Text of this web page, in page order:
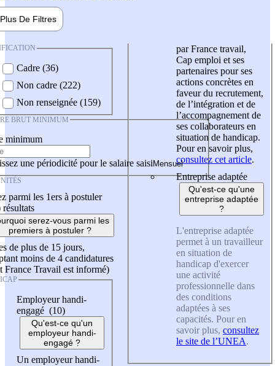
Plus De Filtres
Cadre (36)
Non cadre (222)
Non renseignée (159)
BRUT MINIMUM
minimum
une périodicité pour le salaire saisi
parmi les 1ers à postuler
résultats
serez-vous parmi les
premiers à postuler ?
de plus de 15 jours,
moins de 4 candidatures
France Travail est informé)
Employeur handi-
engagé (10)
Qu'est-ce qu'un
employeur handi-
engagé ?
Un employeur handi-
par France travail,
Cap emploi et ses
partenaires pour ses
actions concrètes en
faveur du recrutement,
de l’intégration et de
l’accompagnement de
ses collaborateurs en
situation de handicap.
Pour en savoir plus,
consultez cet article.
Entreprise adaptée
Qu'est-ce qu'une
entreprise adaptée
?
L'entreprise adaptée
permet à un travailleur
en situation de
handicap d'exercer
une activité
professionnelle dans
des conditions
adaptées à ses
capacités. Pour en
savoir plus, consultez
le site de l’UNEA.